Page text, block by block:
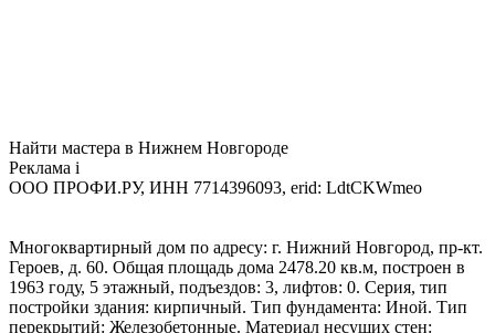
Найти мастера в Нижнем Новгороде
Реклама i
ООО ПРОФИ.РУ, ИНН 7714396093, erid: LdtCKWmeo
Многоквартирный дом по адресу: г. Нижний Новгород, пр-кт.
Героев, д. 60. Общая площадь дома 2478.20 кв.м, построен в
1963 году, 5 этажный, подъездов: 3, лифтов: 0. Серия, тип
постройки здания: кирпичный. Тип фундамента: Иной. Тип
перекрытий: Железобетонные. Материал несущих стен: